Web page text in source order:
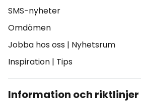
SMS-nyheter
Omdömen
Jobba hos oss | Nyhetsrum
Inspiration | Tips
Information och riktlinjer